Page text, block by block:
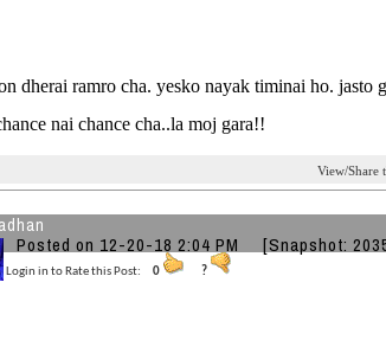
dherai ramro cha. yesko nayak timinai ho.
nai chance cha..la moj gara!!
View/Share
Posted on 12-20-18 2:04 PM [Snapshot:
Login in to Rate this Post: 0 ?